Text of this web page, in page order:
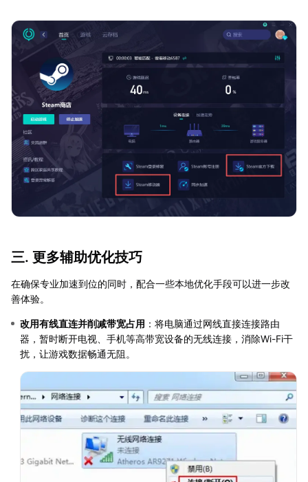
三. 更多辅助优化技巧
在确保专业加速到位的同时，配合一些本地优化手段可以进一步改
善体验。
改用有线直连并削减带宽占用 ：将电脑通过网线直接连接路由
器，暂时断开电视、手机等高带宽设备的无线连接，消除Wi-Fi干
扰，让游戏数据畅通无阻。